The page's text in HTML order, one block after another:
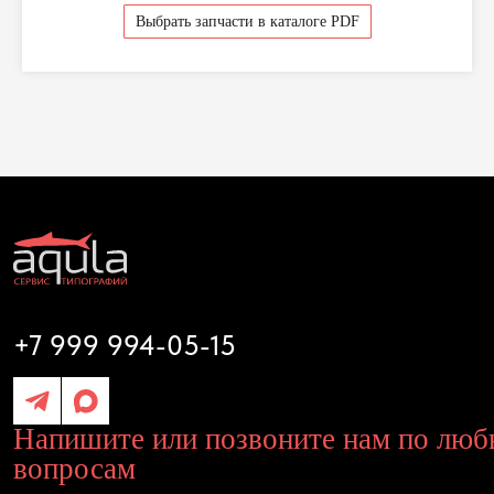
Отправить
Выбрать запчасти в каталоге PDF
+7 999 994-05-15
Напишите или позвоните нам по любым
вопросам
Диагностика и ремонт
Запчасти
Выкуп оборудования
Оплата и доставка
Поддержка и консультации